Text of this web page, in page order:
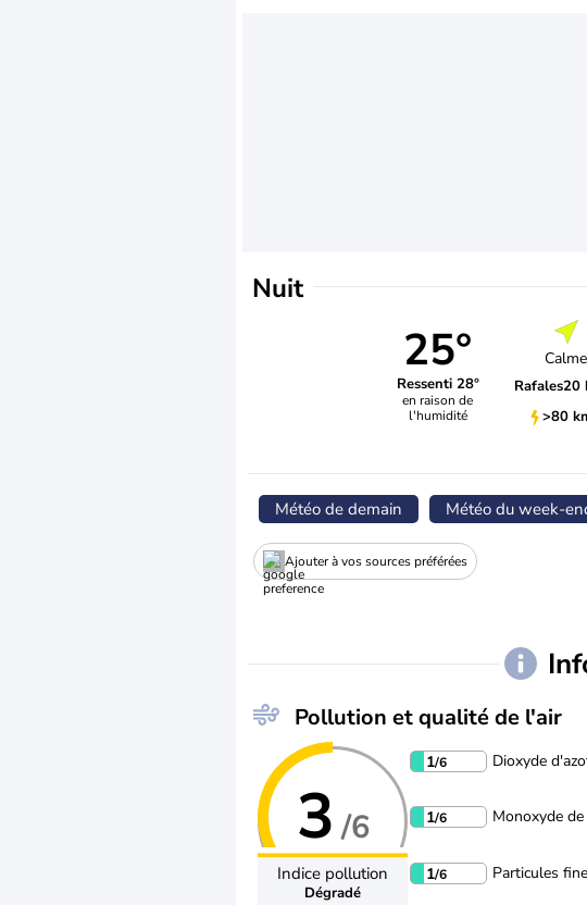
Nuit
25°
Ressenti 28°
en raison de
l'humidité
Calme
Rafales20
>80
Météo de demain Météo du week-
Ajouter à vos sources préférées
Pollution et qualité de l'air
3 /6
Indice pollution
Dégradé
1/6 Dioxyde
1/6 Monoxyde
1/6 Particules